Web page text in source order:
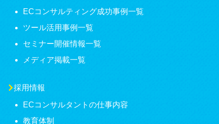
ECコンサルティング成功事例一覧
ツール活用事例一覧
セミナー開催情報一覧
メディア掲載一覧
採用情報
ECコンサルタントの仕事内容
教育体制